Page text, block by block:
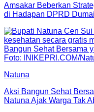
Amsakar Beberkan
di Hadapan DPRD Dumai
Natuna
Aksi Bangun Sehat
Natuna Ajak Warga Tak